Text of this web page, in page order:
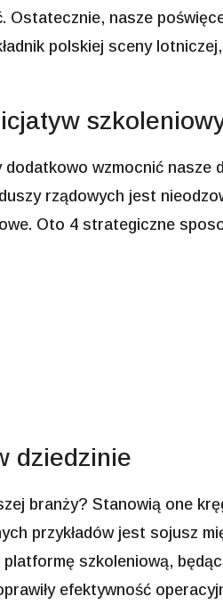
Ostatecznie, nasze
polskiej sceny
wzmocnić nasze
rządowych jest
Oto 4 strategiczne
dziedzinie
branży? Stanowią one
przykładów jest sojusz
szkoleniową,
efektywność